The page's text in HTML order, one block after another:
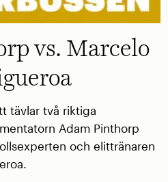
vs. Marcelo
tävlar två riktiga
Adam Pinthorp
och elittränaren